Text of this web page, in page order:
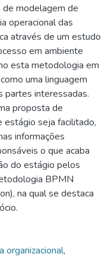
modelagem de
operacional das
através de um estudo
em ambiente
esta metodologia em
uma linguagem
partes interessadas.
proposta de
estágio seja facilitado,
informações
o que acaba
do estágio pelos
BPMN
na qual se destaca
organizacional,